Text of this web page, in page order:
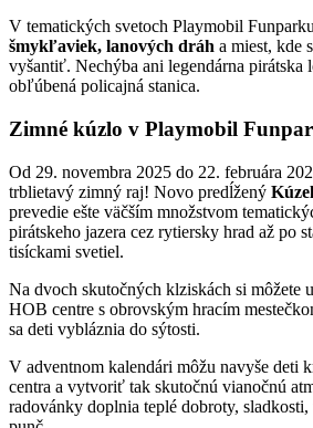
V tematických svetoch Playmobil
šmykľaviek, lanových dráh a miest, kde
vyšantiť. Nechýba ani legendárna pirátska
obľúbená policajná stanica.
Zimné kúzlo v Playmobil
Od 29. novembra 2025 do 22. februára
trblietavý zimný raj! Novo predĺžený
prevedie ešte väčším množstvom
pirátskeho jazera cez rytiersky hrad až po
tisíckami svetiel.
Na dvoch skutočných klziskách si
HOB centre s obrovským hracím
sa deti vybláznia do sýtosti.
V adventnom kalendári môžu navyše deti
centra a vytvoriť tak skutočnú vianočnú
radovánky doplnia teplé dobroty,